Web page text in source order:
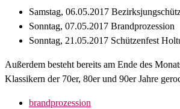
Samstag, 06.05.2017
Sonntag, 07.05.2017 Brandprozession
Sonntag, 21.05.2017 Schützenfest
Außerdem besteht bereits am Ende des
Klassikern der 70er, 80er und 90er Jahre
brandprozession